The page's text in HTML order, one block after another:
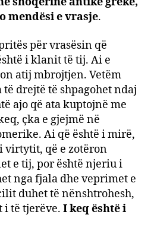
mendësi e vrasje.
për vrasësin që
i klanit të tij. Ai e
atij mbrojtjen. Vetëm
drejtë të shpagohet ndaj
ajo që ata kuptojnë me
çka e gjejmë në
Ai që është i mirë,
virtytit, që e zotëron
e tij, por është njeriu i
nga fjala dhe veprimet e
duhet të nënshtrohesh,
i të tjerëve. I keq është i